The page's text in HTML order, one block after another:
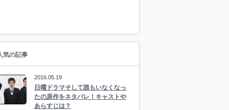
気の記事
2016.05.19
日曜ドラマそして誰もいなくなっ
たの原作をネタバレ！キャストや
あらすじは？